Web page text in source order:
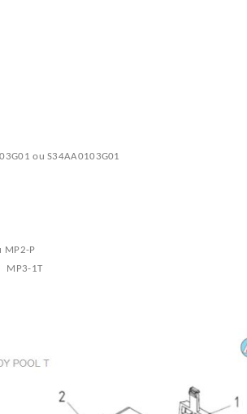
ou S34AA0103G01
MP2-P
MP3-1T